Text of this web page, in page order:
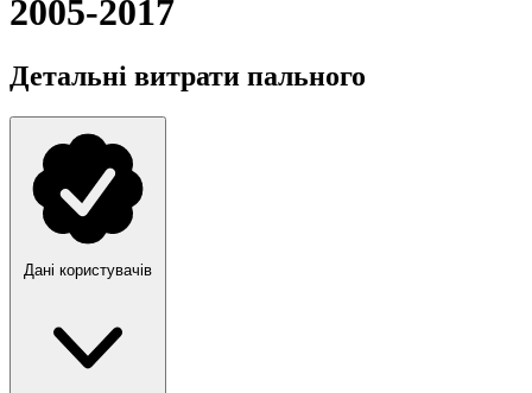
2005-2017
Детальні витрати пального
Дані користувачів